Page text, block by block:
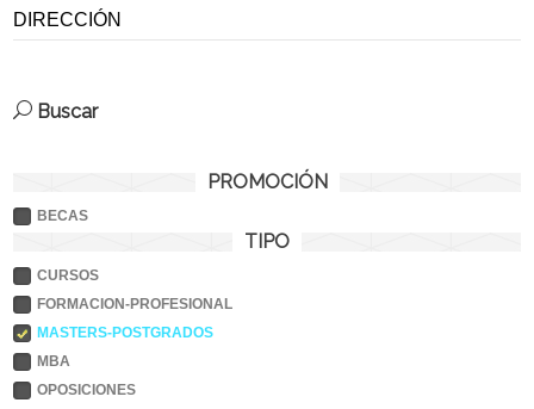
DIRECCIÓN
Buscar
PROMOCIÓN
BECAS
TIPO
CURSOS
FORMACION-PROFESIONAL
MASTERS-POSTGRADOS
MBA
OPOSICIONES